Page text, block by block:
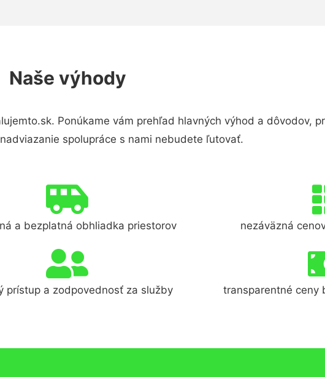
Naše výhody
Ponúkame vám prehľad hlavných výhod a dôvodov,
spolupráce s nami nebudete ľutovať.
a bezplatná obhliadka priestorov nezáväzná
prístup a zodpovednosť za služby transparentné ceny